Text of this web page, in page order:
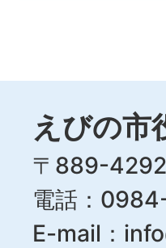
えびの市
〒889-4292
電話：
E-mail：